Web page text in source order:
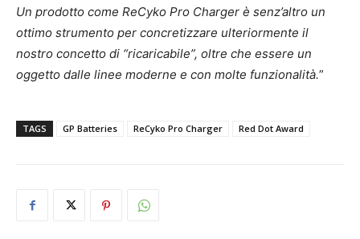
Un prodotto come ReCyko Pro Charger è senz’altro un
ottimo strumento per concretizzare ulteriormente il
nostro concetto di “ricaricabile”, oltre che essere un
oggetto dalle linee moderne e con molte funzionalità.”
TAGS GP Batteries ReCyko Pro Charger Red Dot Award